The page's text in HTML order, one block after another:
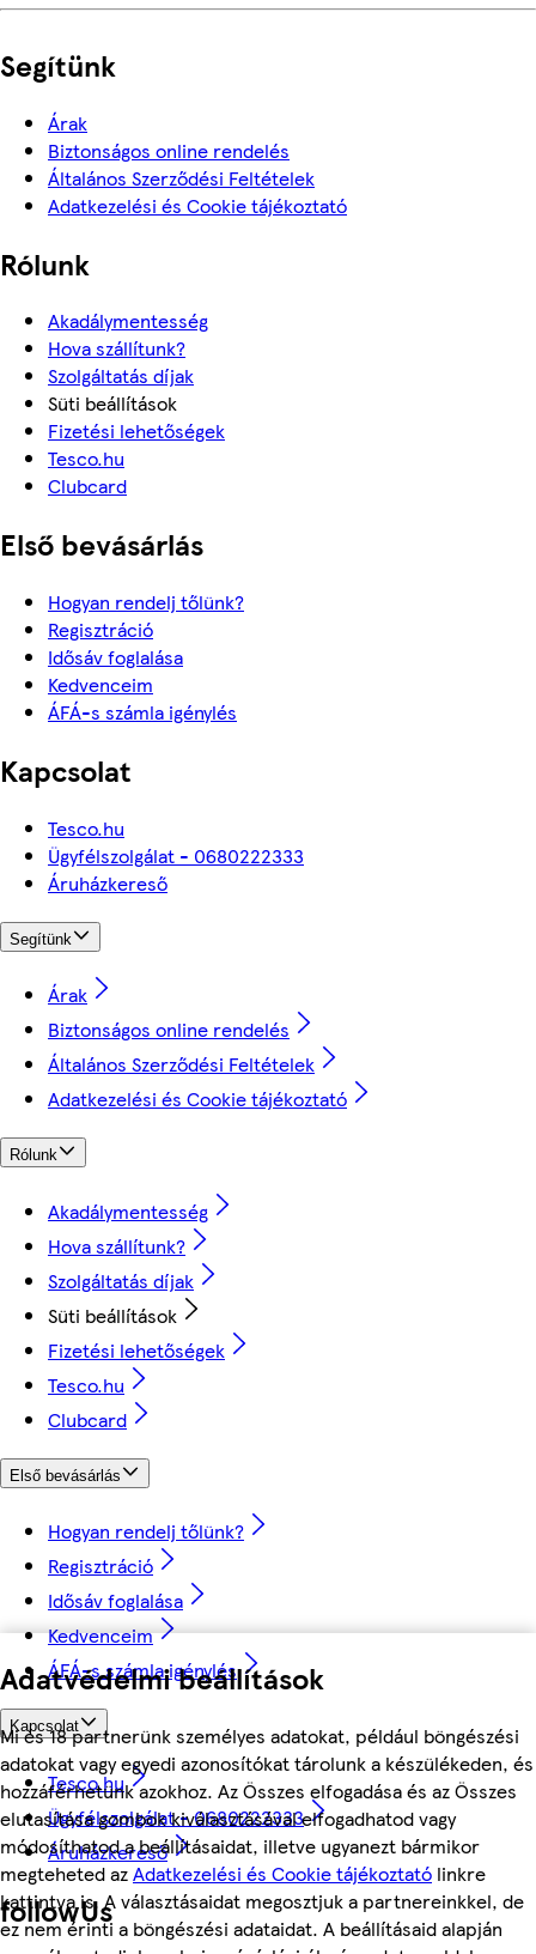
Adatvédelmi beállítások
Mi és 18 partnerünk személyes adatokat, például böngészési
adatokat vagy egyedi azonosítókat tárolunk a készülékeden, és
hozzáférhetünk azokhoz. Az Összes elfogadása és az Összes
elutasítása gombok kiválasztásával elfogadhatod vagy
módosíthatod a beállításaidat, illetve ugyanezt bármikor
megteheted azAdatkezelési és Cookie tájékoztató linkre
kattintva is. A választásaidat megosztjuk a partnereinkkel, de
ez nem érinti a böngészési adataidat. A beállításaid alapján
Segítünk
Árak
Biztonságos online rendelés
Általános Szerződési Feltételek
Adatkezelési és Cookie tájékoztató
Rólunk
Akadálymentesség
Hova szállítunk?
Szolgáltatás díjak
Süti beállítások
Fizetési lehetőségek
Tesco.hu
Clubcard
Első bevásárlás
Hogyan rendelj tőlünk?
Regisztráció
Idősáv foglalása
Kedvenceim
ÁFÁ-s számla igénylés
Kapcsolat
Tesco.hu
Ügyfélszolgálat - 0680222333
Áruházkereső
Segítünk
Árak
Biztonságos online rendelés
Általános Szerződési Feltételek
Adatkezelési és Cookie tájékoztató
Rólunk
Akadálymentesség
Hova szállítunk?
Szolgáltatás díjak
Süti beállítások
Fizetési lehetőségek
Tesco.hu
Clubcard
Első bevásárlás
Hogyan rendelj tőlünk?
Regisztráció
Idősáv foglalása
Kedvenceim
ÁFÁ-s számla igénylés
Kapcsolat
Tesco.hu
Ügyfélszolgálat - 0680222333
Áruházkereső
followUs